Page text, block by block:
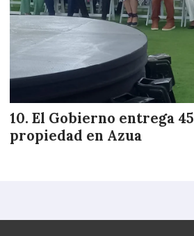
El Gobierno entrega
propiedad en Azua